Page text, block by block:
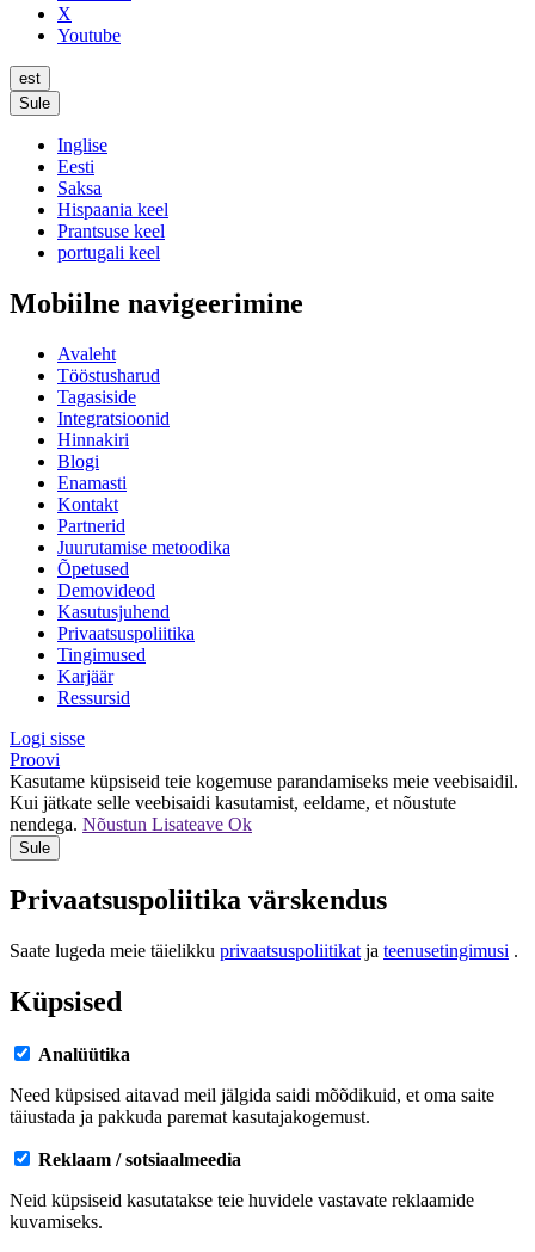
X
Youtube
est
Sule
Inglise
Eesti
Saksa
Hispaania keel
Prantsuse keel
portugali keel
Mobiilne navigeerimine
Avaleht
Tööstusharud
Tagasiside
Integratsioonid
Hinnakiri
Blogi
Enamasti
Kontakt
Partnerid
Juurutamise metoodika
Õpetused
Demovideod
Kasutusjuhend
Privaatsuspoliitika
Tingimused
Karjäär
Ressursid
Logi sisse
Proovi
Kasutame küpsiseid teie kogemuse parandamiseks meie veebisaidil.
Kui jätkate selle veebisaidi kasutamist, eeldame, et nõustute
nendega. Nõustun Lisateave Ok
Sule
Privaatsuspoliitika värskendus
Saate lugeda meie täielikku privaatsuspoliitikat ja teenusetingimusi .
Küpsised
Analüütika
Need küpsised aitavad meil jälgida saidi mõõdikuid, et oma saite
täiustada ja pakkuda paremat kasutajakogemust.
Reklaam / sotsiaalmeedia
Neid küpsiseid kasutatakse teie huvidele vastavate reklaamide
kuvamiseks.